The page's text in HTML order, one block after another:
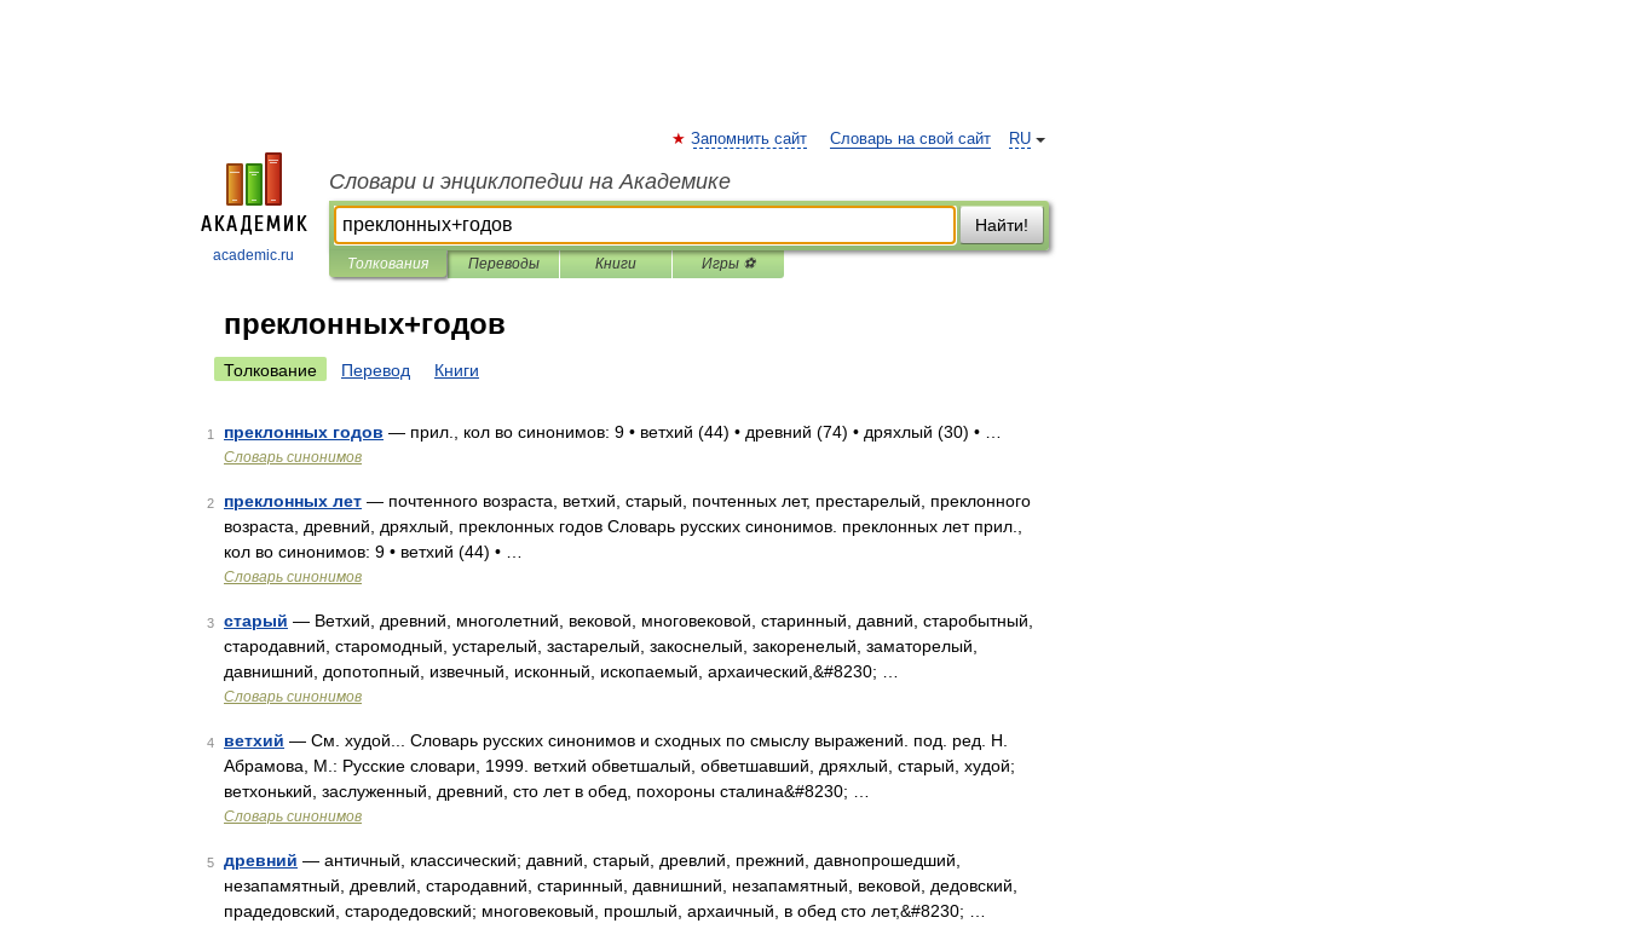
academic.ru
RU
Запомнить сайт Словарь на свой сайт
Словари и энциклопедии на Академике
Найти!
Толкования Переводы Книги Игры ⚽
преклонных+годов
Толкование Перевод Книги
1 преклонных годов — прил., кол во синонимов: 9 • ветхий (44) • древний (74) • дряхлый (30) • …
Словарь синонимов
2 преклонных лет — почтенного возраста, ветхий, старый, почтенных лет, престарелый, преклонного
возраста, древний, дряхлый, преклонных годов Словарь русских синонимов. преклонных лет прил.,
кол во синонимов: 9 • ветхий (44) • …
Словарь синонимов
3 старый — Ветхий, древний, многолетний, вековой, многовековой, старинный, давний, старобытный,
стародавний, старомодный, устарелый, застарелый, закоснелый, закоренелый, заматорелый,
давнишний, допотопный, извечный, исконный, ископаемый, архаический,&#8230; …
Словарь синонимов
4 ветхий — См. худой... Словарь русских синонимов и сходных по смыслу выражений. под. ред. Н.
Абрамова, М.: Русские словари, 1999. ветхий обветшалый, обветшавший, дряхлый, старый, худой;
ветхонький, заслуженный, древний, сто лет в обед, похороны сталина&#8230; …
Словарь синонимов
5 древний — античный, классический; давний, старый, древлий, прежний, давнопрошедший,
незапамятный, древлий, стародавний, старинный, давнишний, незапамятный, вековой, дедовский,
прадедовский, стародедовский; многовековый, прошлый, архаичный, в обед сто лет,&#8230; …